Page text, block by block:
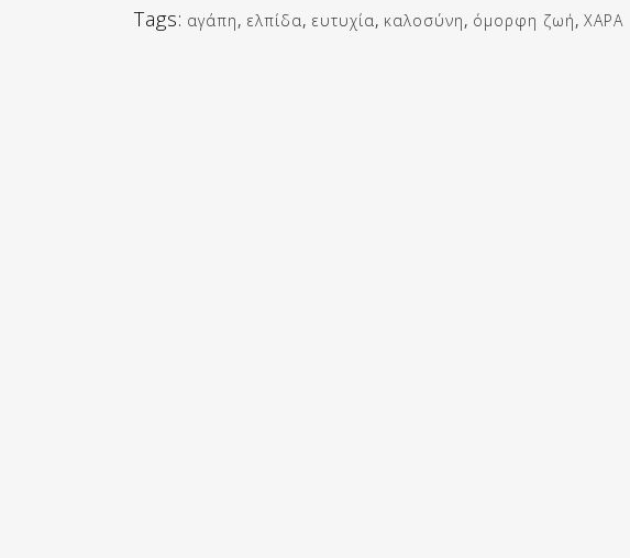
Tags: αγάπη, ελπίδα, ευτυχία, καλοσύνη, όμορφη ζωή, ΧΑΡΑ